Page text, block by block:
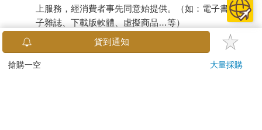
上服務，經消費者事先同意始提供。（如：電子書、電
子雜誌、下載版軟體、虛擬商品…等）
已拆封之個人衛生用品。（如：內衣褲、刮鬍刀、除毛
若非上列種類商品，均享有到貨7天的猶豫期（含例假
貨到通知
搶購一空 大量採購